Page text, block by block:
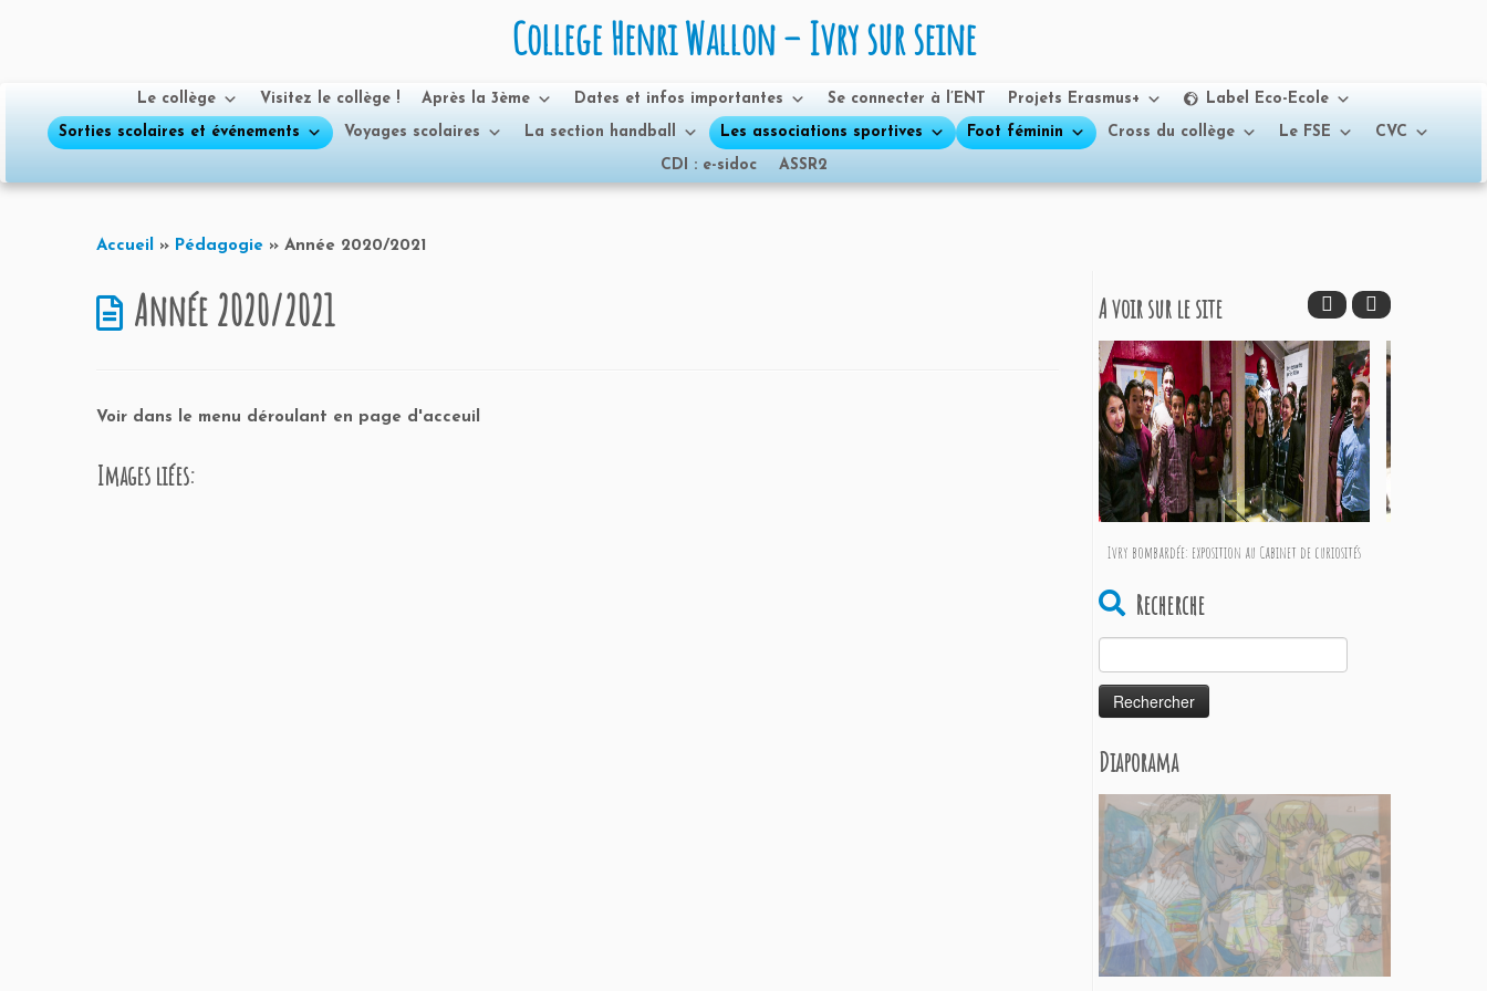
College Henri Wallon – Ivry sur seine
Le collège Visitez le collège ! Après la 3ème Dates et infos importantes Se connecter à l’ENT Projets Erasmus+
Label Eco-Ecole
Sorties scolaires et événements
Voyages scolaires La section handball Les associations sportives Foot féminin Cross du collège Le FSE
CVC
CDI : e-sidoc
ASSR2
Accueil » Pédagogie » Année 2020/2021
Année 2020/2021
Voir dans le menu déroulant en page d'acceuil
Images liées:
A voir sur le site
Ivry bombardée: exposition au Cabinet de curiosités
Recherche
Diaporama